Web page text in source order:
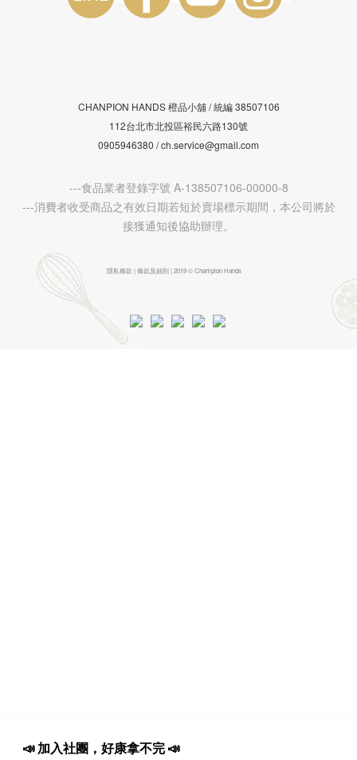
CHANPION HANDS 橙品小舖 /統編38507106
112台北市北投區裕民六路130號
0905946380 / ch.service@gmail.com
---食品業者登錄字號 A-138507106-00000-8
---消費者收受商品之有效日期若短於賣場標示期間，本公司將於
接獲通知後協助辦理。
隱私條款 | 條款及細則 | 2019 © Champion Hands